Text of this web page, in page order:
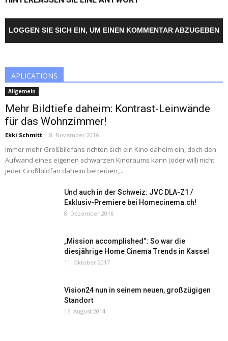
LOGGEN SIE SICH EIN, UM EINEN KOMMENTAR ABZUGEBEN
APLICATIONS
Allgemein
Mehr Bildtiefe daheim: Kontrast-Leinwände
für das Wohnzimmer!
Ekki Schmitt - 8. November 2016
Immer mehr Großbildfans richten sich ein Kino daheim ein, doch den
Aufwand eines eigenen schwarzen Kinoraums kann (oder will) nicht
jeder Großbildfan daheim betreiben,...
Und auch in der Schweiz: JVC DLA-Z1 /
Exklusiv-Premiere bei Homecinema.ch!
8. Dezember 2016
„Mission accomplished“: So war die
diesjährige Home Cinema Trends in Kassel
11. Oktober 2017
Vision24 nun in seinem neuen, großzügigen
Standort
16. August 2014